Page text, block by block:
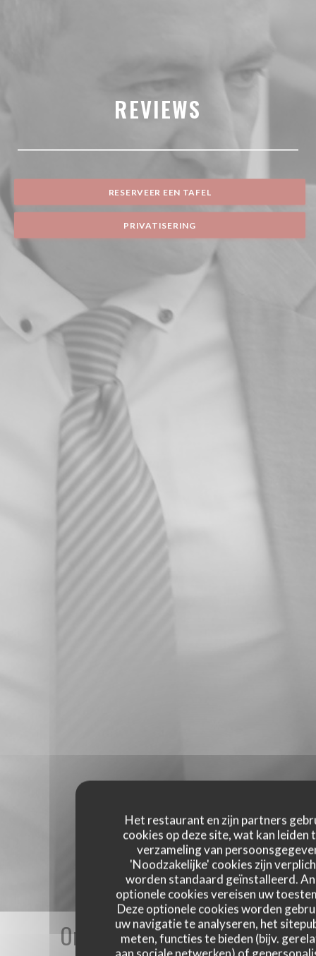
Het restaurant en zijn partners
cookies op deze site, wat kan leiden
verzameling van
'Noodzakelijke' cookies zijn
worden standaard geïnstalleerd.
optionele cookies vereisen uw
Deze optionele cookies worden
uw navigatie te analyseren, het
meten, functies te bieden (bijv.
REVIEWS
RESERVEER EEN TAFEL
PRIVATISERING
Onze gastbeoordelingen